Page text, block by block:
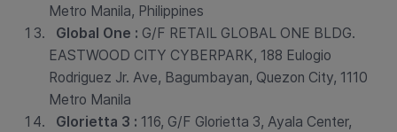
Metro Manila, Philippines
Global One : G/F RETAIL GLOBAL ONE BLDG.
EASTWOOD CITY CYBERPARK, 188 Eulogio
Rodriguez Jr. Ave, Bagumbayan, Quezon City, 1110
Metro Manila
Glorietta 3 : 116, G/F Glorietta 3, Ayala Center,